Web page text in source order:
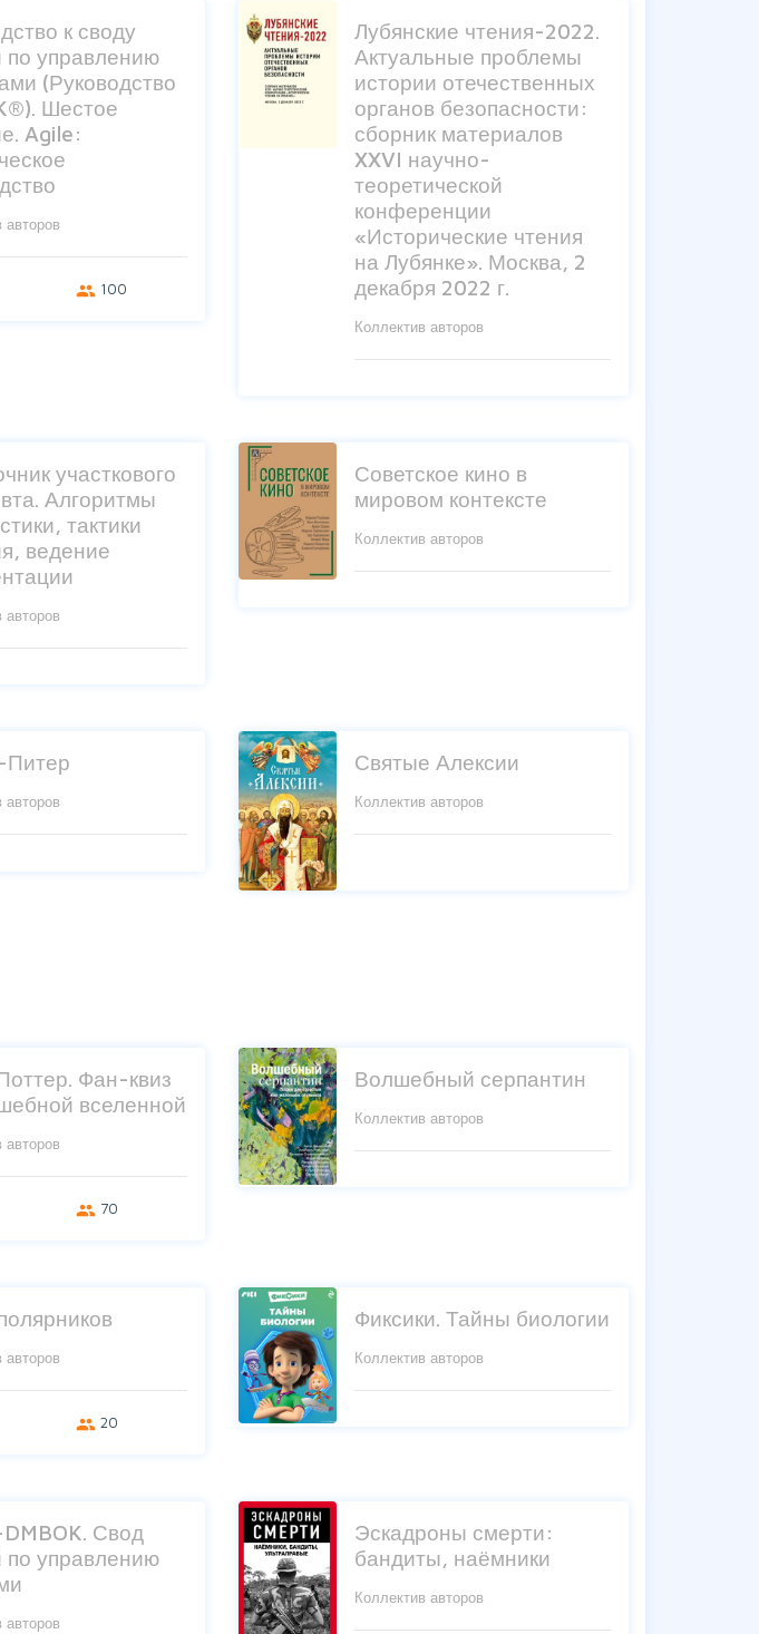
к своду
по управлению
(Руководство
Шестое
Agile:
авторов
group 100
Лубянские чтения-2022.
Актуальные проблемы
истории отечественных
органов безопасности:
сборник материалов
XXVI научно-
теоретической
конференции
«Исторические чтения
на Лубянке». Москва, 2
декабря 2022 г.
Коллектив авторов
участкового
Алгоритмы
тактики
ведение
авторов
Советское кино в
мировом контексте
Коллектив авторов
Питер
авторов
Святые Алексии
Коллектив авторов
Фан-квиз
вселенной
авторов
group 70
Волшебный серпантин
Коллектив авторов
авторов
group 20
Фиксики. Тайны биологии
Коллектив авторов
Свод
по управлению
авторов
Эскадроны смерти:
бандиты, наёмники
Коллектив авторов